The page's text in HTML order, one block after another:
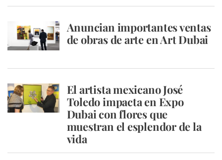
Anuncian importantes ventas
de obras de arte en Art Dubai
El artista mexicano José
Toledo impacta en Expo
Dubai con flores que
muestran el esplendor de la
vida